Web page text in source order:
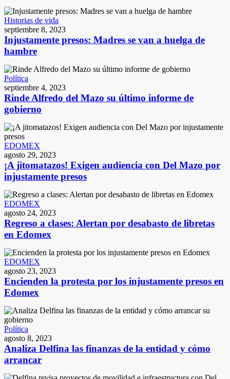
Historias de vida
septiembre 8, 2023
Injustamente presos: Madres se van a huelga de
hambre
Política
septiembre 4, 2023
Rinde Alfredo del Mazo su último informe de
gobierno
EDOMEX
agosto 29, 2023
¡A jitomatazos! Exigen audiencia con Del Mazo por
injustamente presos
EDOMEX
agosto 24, 2023
Regreso a clases: Alertan por desabasto de libretas
en Edomex
EDOMEX
agosto 23, 2023
Encienden la protesta por los injustamente presos en
Edomex
Política
agosto 8, 2023
Analiza Delfina las finanzas de la entidad y cómo
arrancar